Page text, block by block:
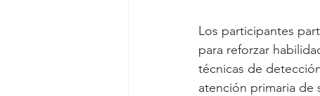
Los participantes
para reforzar
técnicas de
atención primaria de